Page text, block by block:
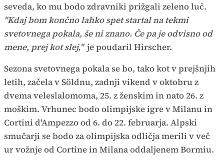
seveda, ko mu bodo zdravniki prižgali zeleno luč.
"Kdaj bom končno lahko spet startal na tekmi
svetovnega pokala, še ni znano. Če pa je odvisno od
mene, prej kot slej," je poudaril Hirscher.
Sezona svetovnega pokala se bo, tako kot v prejšnjih
letih, začela v Söldnu, zadnji vikend v oktobru z
dvema veleslalomoma, 25. z ženskim in nato 26. z
moškim. Vrhunec bodo olimpijske igre v Milanu in
Cortini d'Ampezzo od 6. do 22. februarja. Alpski
smučarji se bodo za olimpijska odličja merili v več
ur vožnje od Cortine in Milana oddaljenem Bormiu.